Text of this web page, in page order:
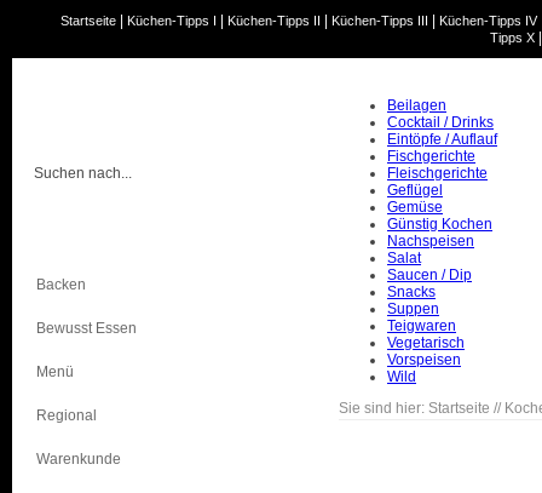
Startseite Küchen-Tipps I Küchen-Tipps II Küchen-Tipps III Küchen-Tipps IV
Tipps X
Backen
Bewusst Essen
Menü
Regional
Warenkunde
Beilagen
Cocktail / Drinks
Eintöpfe / Auflauf
Fischgerichte
Fleischgerichte
Geflügel
Gemüse
Günstig Kochen
Nachspeisen
Salat
Saucen / Dip
Snacks
Suppen
Teigwaren
Vegetarisch
Vorspeisen
Wild
Sie sind hier: Startseite //